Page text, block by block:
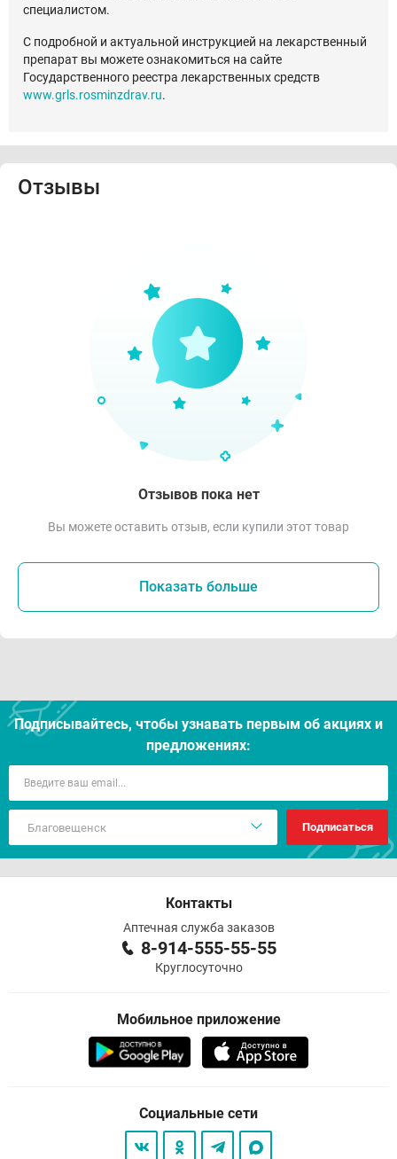
специалистом.
С подробной и актуальной инструкцией на лекарственный
препарат вы можете ознакомиться на сайте
Государственного реестра лекарственных средств
www.grls.rosminzdrav.ru.
Отзывы
Отзывов пока нет
Вы можете оставить отзыв, если купили этот товар
Показать больше
Подписывайтесь, чтобы узнавать первым об акцияx и
предложениях:
Подписаться
Контакты
Аптечная служба заказов
8-914-555-55-55
Круглосуточно
Мобильное приложение
Социальные сети